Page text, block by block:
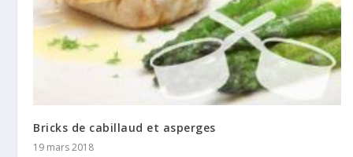
Bricks de cabillaud et asperges
19 mars 2018